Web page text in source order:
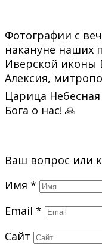
Фотографии с
накануне наших
Иверской иконы
Алексия,
Царица
Бога о нас! 🙏
Ваш вопрос или
Имя *
Email *
Сайт